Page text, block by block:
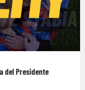
del Presidente